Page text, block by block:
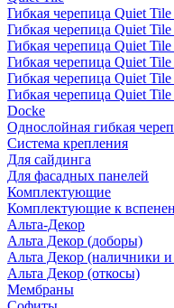
Гибкая черепица Quiet
Гибкая черепица Quiet
Гибкая черепица Quiet
Гибкая черепица Quiet
Гибкая черепица Quiet
Гибкая черепица Quiet
Docke
Однослойная гибкая
Система крепления
Для сайдинга
Для фасадных панелей
Комплектующие
Комплектующие к
Альта-Декор
Альта Декор (доборы)
Альта Декор (наличники
Альта Декор (откосы)
Мембраны